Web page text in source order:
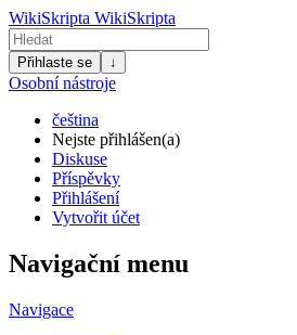
WikiSkripta WikiSkripta
Přihlaste se ↓
Osobní nástroje
čeština
Nejste přihlášen(a)
Diskuse
Příspěvky
Přihlášení
Vytvořit účet
Navigační menu
Navigace